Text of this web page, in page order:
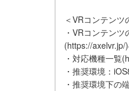
＜VRコンテン
・VRコンテン
(https://axelvr.jp/
・対応機種一覧
・推奨環境：
・推奨環境下の